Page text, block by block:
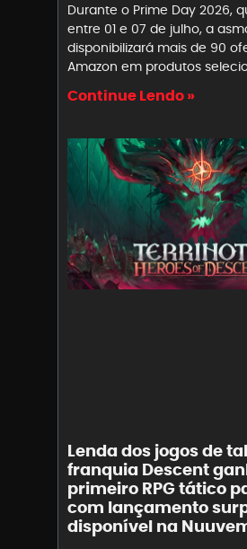
Durante o Prime Day 2026,
entre 01 e 07 de julho, a
disponibilizará mais de 90
Amazon em produtos
Continue Lendo »
Lenda dos jogos de
franquia Descent
primeiro RPG tático
com lançamento
disponível na